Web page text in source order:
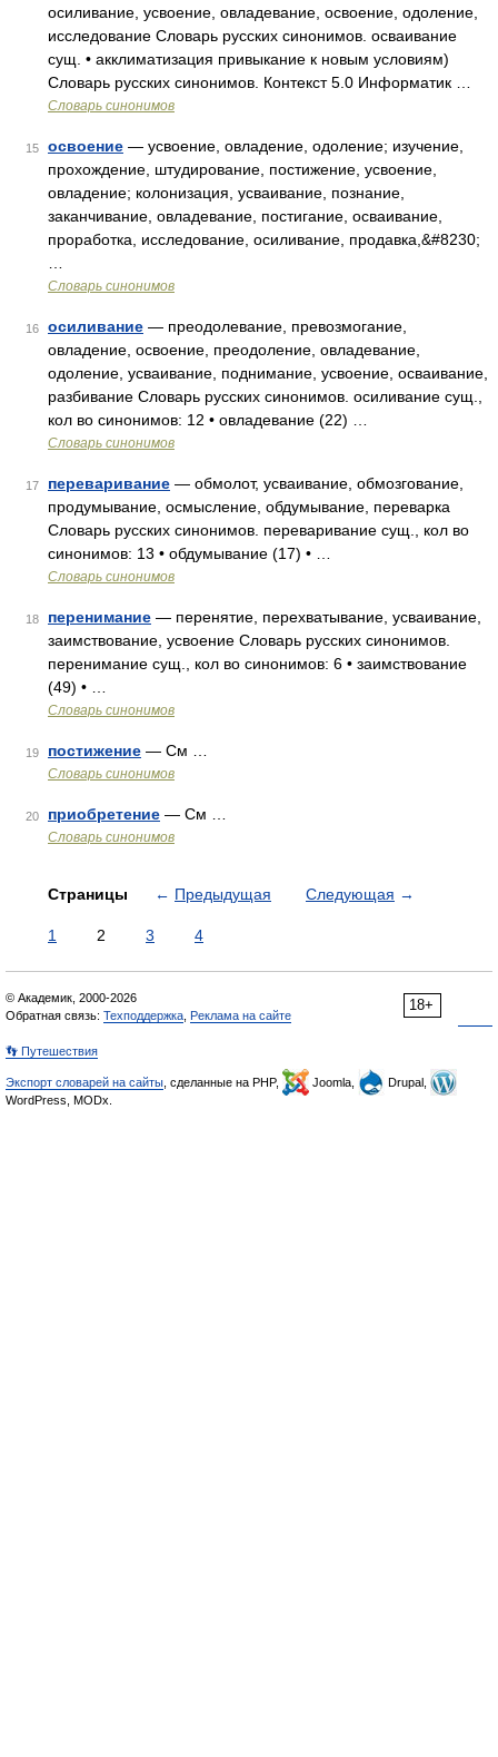
осиливание, усвоение, овладевание, освоение, одоление,
исследование Словарь русских синонимов. осваивание
сущ. • акклиматизация привыкание к новым условиям)
Словарь русских синонимов. Контекст 5.0 Информатик …
Словарь синонимов
15 освоение — усвоение, овладение, одоление; изучение,
прохождение, штудирование, постижение, усвоение,
овладение; колонизация, усваивание, познание,
заканчивание, овладевание, постигание, осваивание,
проработка, исследование, осиливание, продавка,&#8230;
Словарь синонимов
16 осиливание — преодолевание, превозмогание,
овладение, освоение, преодоление, овладевание,
одоление, усваивание, поднимание, усвоение, осваивание,
разбивание Словарь русских синонимов. осиливание сущ.,
кол во синонимов: 12 • овладевание (22) …
Словарь синонимов
17 переваривание — обмолот, усваивание, обмозгование,
продумывание, осмысление, обдумывание, переварка
Словарь русских синонимов. переваривание сущ., кол во
синонимов: 13 • обдумывание (17) • …
Словарь синонимов
18 перенимание — перенятие, перехватывание, усваивание,
заимствование, усвоение Словарь русских синонимов.
перенимание сущ., кол во синонимов: 6 • заимствование
(49) • …
Словарь синонимов
19 постижение — См …
Словарь синонимов
20 приобретение — См …
Словарь синонимов
Страницы ← Предыдущая Следующая →
1 2 3 4
18+
© Академик, 2000-2026
Обратная связь: Техподдержка Реклама на сайте
👣 Путешествия
Экспорт словарей на сайты , сделанные на PHP, Joomla,
Drupal,
WordPress, MODx.